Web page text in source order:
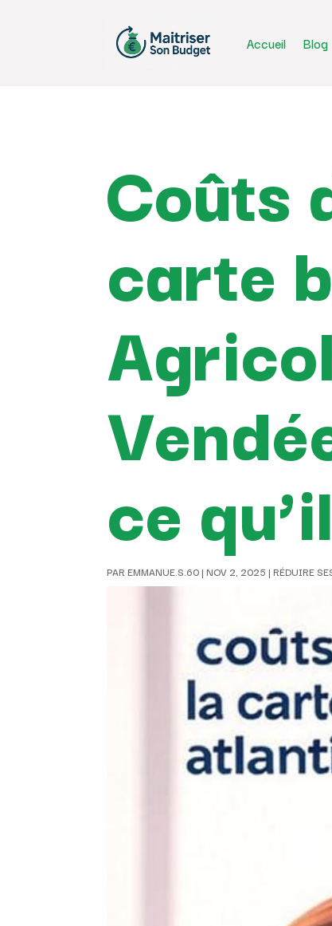
Accueil Blog
Coûts
carte
ce
PAREMMANUE.S.60|NOV 2, 2025 |RÉDUIRE